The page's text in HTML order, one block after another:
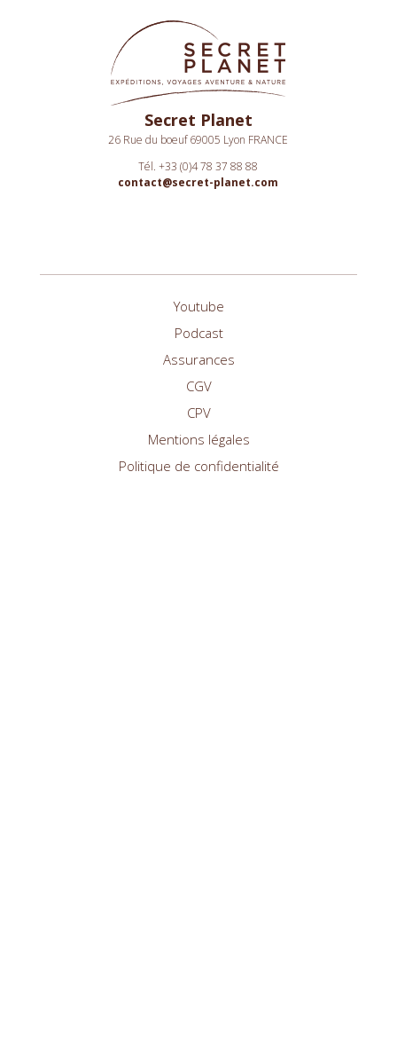
Secret Planet
26 Rue du boeuf 69005 Lyon FRANCE
Tél. +33 (0)4 78 37 88 88
contact@secret-planet.com
Youtube
Podcast
Assurances
CGV
CPV
Mentions légales
Politique de confidentialité